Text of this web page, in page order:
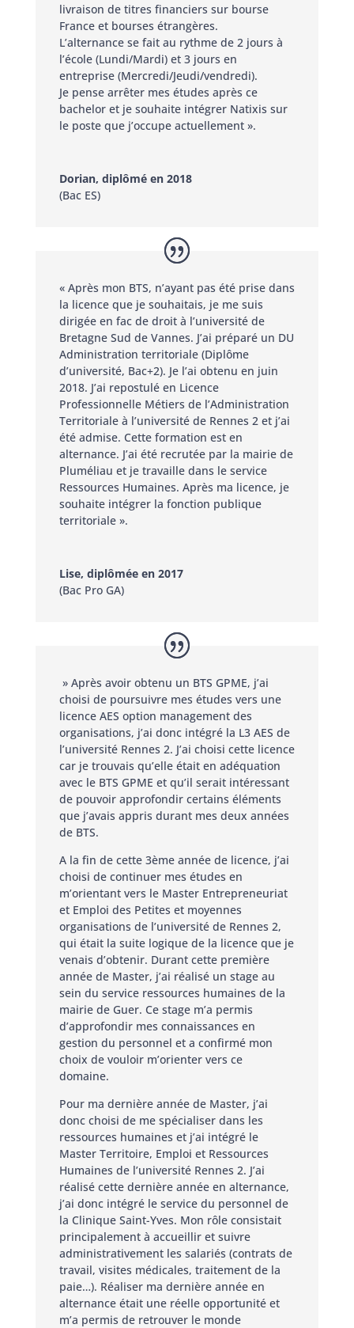
livraison de titres financiers sur bourse
France et bourses étrangères.
L’alternance se fait au rythme de 2 jours à
l’école (Lundi/Mardi) et 3 jours en
entreprise (Mercredi/Jeudi/vendredi).
Je pense arrêter mes études après ce
bachelor et je souhaite intégrer Natixis sur
le poste que j’occupe actuellement ».
Dorian, diplômé en 2018
(Bac ES)
« Après mon BTS, n’ayant pas été prise dans
la licence que je souhaitais, je me suis
dirigée en fac de droit à l’université de
Bretagne Sud de Vannes. J’ai préparé un DU
Administration territoriale (Diplôme
d’université, Bac+2). Je l’ai obtenu en juin
2018. J’ai repostulé en Licence
Professionnelle Métiers de l’Administration
Territoriale à l’université de Rennes 2 et j’ai
été admise. Cette formation est en
alternance. J’ai été recrutée par la mairie de
Pluméliau et je travaille dans le service
Ressources Humaines. Après ma licence, je
souhaite intégrer la fonction publique
territoriale ».
Lise, diplômée en 2017
(Bac Pro GA)
» Après avoir obtenu un BTS GPME, j’ai
choisi de poursuivre mes études vers une
licence AES option management des
organisations, j’ai donc intégré la L3 AES de
l’université Rennes 2. J’ai choisi cette licence
car je trouvais qu’elle était en adéquation
avec le BTS GPME et qu’il serait intéressant
de pouvoir approfondir certains éléments
que j’avais appris durant mes deux années
de BTS.
A la fin de cette 3ème année de licence, j’ai
choisi de continuer mes études en
m’orientant vers le Master Entrepreneuriat
et Emploi des Petites et moyennes
organisations de l’université de Rennes 2,
qui était la suite logique de la licence que je
venais d’obtenir. Durant cette première
année de Master, j’ai réalisé un stage au
sein du service ressources humaines de la
mairie de Guer. Ce stage m’a permis
d’approfondir mes connaissances en
gestion du personnel et a confirmé mon
choix de vouloir m’orienter vers ce
domaine.
Pour ma dernière année de Master, j’ai
donc choisi de me spécialiser dans les
ressources humaines et j’ai intégré le
Master Territoire, Emploi et Ressources
Humaines de l’université Rennes 2. J’ai
réalisé cette dernière année en alternance,
j’ai donc intégré le service du personnel de
la Clinique Saint-Yves. Mon rôle consistait
principalement à accueillir et suivre
administrativement les salariés (contrats de
travail, visites médicales, traitement de la
paie…). Réaliser ma dernière année en
alternance était une réelle opportunité et
m’a permis de retrouver le monde